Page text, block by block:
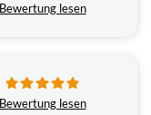
Bewertung lesen
Bewertung lesen